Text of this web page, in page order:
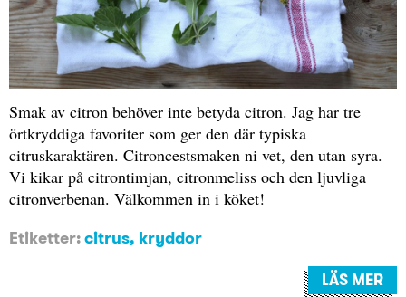
Smak av citron behöver inte betyda citron. Jag har tre
örtkryddiga favoriter som ger den där typiska
citruskaraktären. Citroncestsmaken ni vet, den utan syra.
Vi kikar på citrontimjan, citronmeliss och den ljuvliga
citronverbenan. Välkommen in i köket!
Etiketter:citrus, kryddor
LÄS MER